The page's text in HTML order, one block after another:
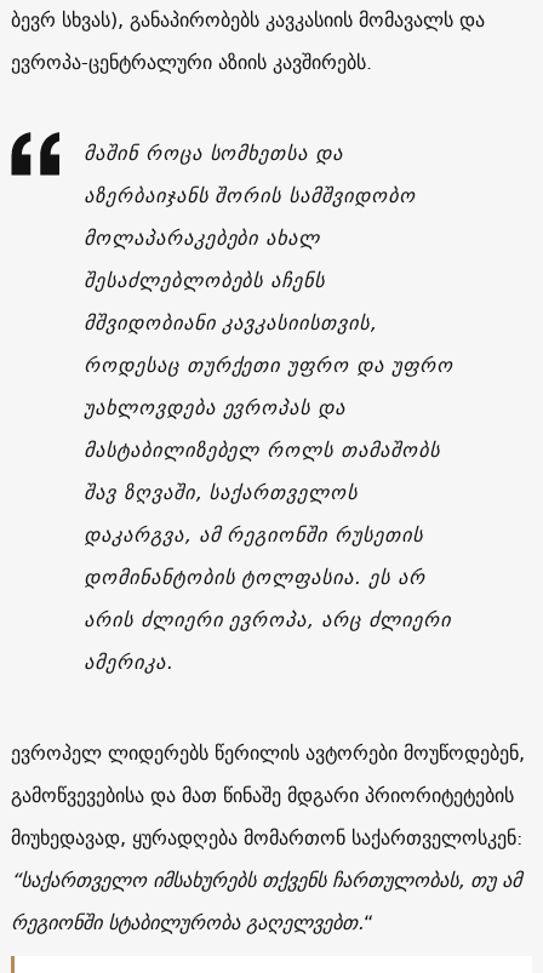
ბევრ სხვას), განაპირობებს კავკასიის მომავალს და
ევროპა-ცენტრალური აზიის კავშირებს.
მაშინ როცა სომხეთსა და
აზერბაიჯანს შორის სამშვიდობო
მოლაპარაკებები ახალ
შესაძლებლობებს აჩენს
მშვიდობიანი კავკასიისთვის,
როდესაც თურქეთი უფრო და უფრო
უახლოვდება ევროპას და
მასტაბილიზებელ როლს თამაშობს
შავ ზღვაში, საქართველოს
დაკარგვა, ამ რეგიონში რუსეთის
დომინანტობის ტოლფასია. ეს არ
არის ძლიერი ევროპა, არც ძლიერი
ამერიკა.
ევროპელ ლიდერებს წერილის ავტორები მოუწოდებენ,
გამოწვევებისა და მათ წინაშე მდგარი პრიორიტეტების
მიუხედავად, ყურადღება მომართონ საქართველოსკენ:
“საქართველო იმსახურებს თქვენს ჩართულობას, თუ ამ
რეგიონში სტაბილურობა გაღელვებთ.“